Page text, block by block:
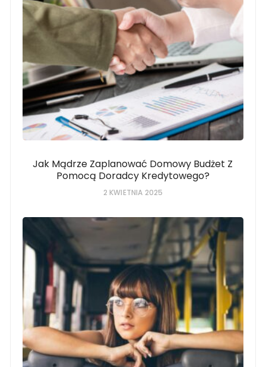
Jak Mądrze Zaplanować Domowy Budżet Z
Pomocą Doradcy Kredytowego?
2 KWIETNIA 2025